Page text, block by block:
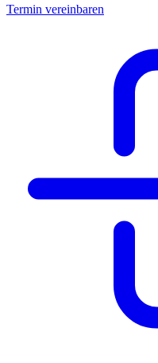
Termin vereinbaren